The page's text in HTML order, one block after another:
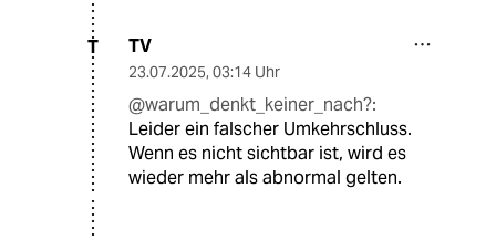
T TV
23.07.2025, 03:14 Uhr
@warum_denkt_keiner_nach?:
Leider ein falscher Umkehrschluss.
Wenn es nicht sichtbar ist, wird es
wieder mehr als abnormal gelten.